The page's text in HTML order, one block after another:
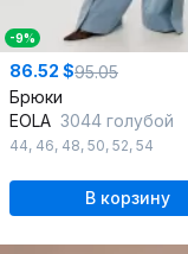
-9%
86.52 $95.05
Брюки
EOLA 3044 голубой
44, 46, 48, 50, 52, 54
В корзину